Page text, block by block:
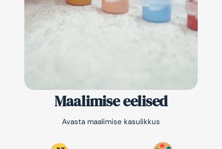
Maalimise eelised
Avasta maalimise kasulikkus